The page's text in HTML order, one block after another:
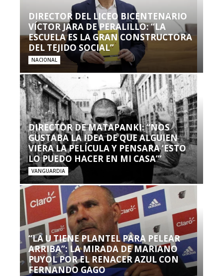
DIRECTOR DEL LICEO BICENTENARIO
VÍCTOR JARA DE PERALILLO: “LA
ESCUELA ES LA GRAN CONSTRUCTORA
DEL TEJIDO SOCIAL”
NACIONAL
DIRECTOR DE MATAPANKI: “NOS
GUSTABA LA IDEA DE QUE ALGUIEN
VIERA LA PELÍCULA Y PENSARA ‘ESTO
LO PUEDO HACER EN MI CASA’”
VANGUARDIA
“LA U TIENE PLANTEL PARA PELEAR
ARRIBA”: LA MIRADA DE MARIANO
PUYOL POR EL RENACER AZUL CON
FERNANDO GAGO